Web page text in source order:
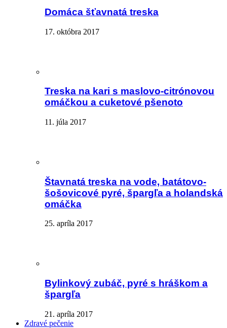
Domáca šťavnatá treska
17. októbra 2017
Treska na kari s maslovo-citrónovou
omáčkou a cuketové pšenoto
11. júla 2017
Štavnatá treska na vode, batátovo-
šošovicové pyré, špargľa a holandská
omáčka
25. apríla 2017
Bylinkový zubáč, pyré s hráškom a
špargľa
21. apríla 2017
Zdravé pečenie